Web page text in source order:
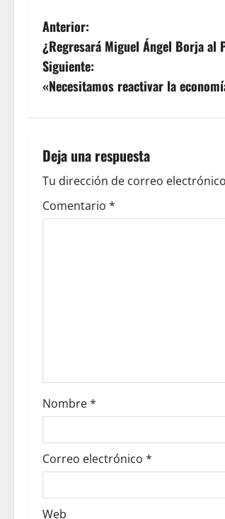
Anterior:
¿Regresará Miguel Ángel Borja al
Siguiente:
«Necesitamos reactivar la
Deja una respuesta
Tu dirección de correo
Comentario *
Nombre*
Correo electrónico *
Web